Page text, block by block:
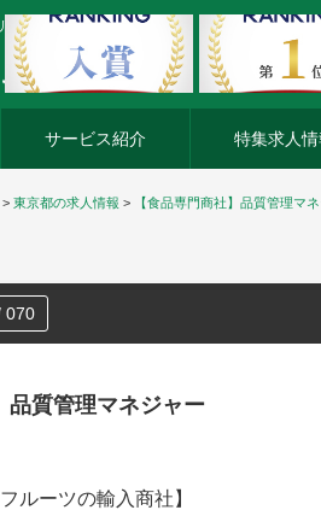
ア転職ならアージスジャパン
サービス紹介 特集求人情
> 東京都の求人情報 > 【食品専門商社】品質管理マ
070
品質管理マネジャー
ルーツの輸入商社】